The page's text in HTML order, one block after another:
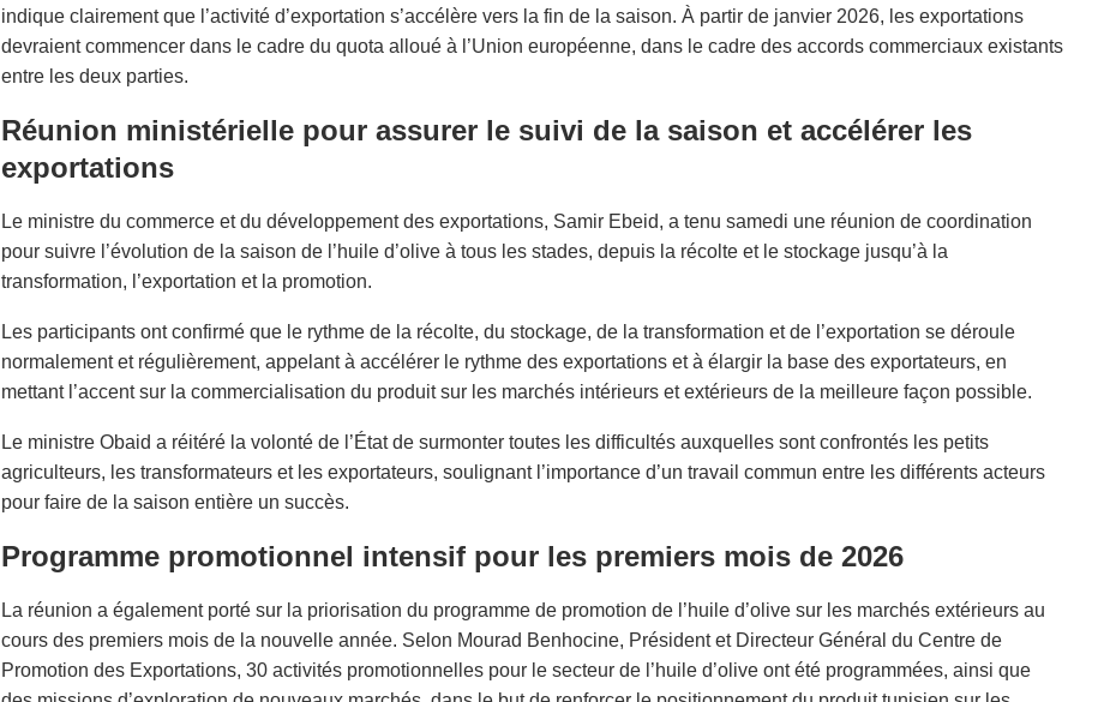
indique clairement que l’activité d’exportation s’accélère vers la fin de la saison. À partir de janvier 2026, les exportations
devraient commencer dans le cadre du quota alloué à l’Union européenne, dans le cadre des accords commerciaux existants
entre les deux parties.
Réunion ministérielle pour assurer le suivi de la saison et accélérer les
exportations
Le ministre du commerce et du développement des exportations, Samir Ebeid, a tenu samedi une réunion de coordination
pour suivre l’évolution de la saison de l’huile d’olive à tous les stades, depuis la récolte et le stockage jusqu’à la
transformation, l’exportation et la promotion.
Les participants ont confirmé que le rythme de la récolte, du stockage, de la transformation et de l’exportation se déroule
normalement et régulièrement, appelant à accélérer le rythme des exportations et à élargir la base des exportateurs, en
mettant l’accent sur la commercialisation du produit sur les marchés intérieurs et extérieurs de la meilleure façon possible.
Le ministre Obaid a réitéré la volonté de l’État de surmonter toutes les difficultés auxquelles sont confrontés les petits
agriculteurs, les transformateurs et les exportateurs, soulignant l’importance d’un travail commun entre les différents acteurs
pour faire de la saison entière un succès.
Programme promotionnel intensif pour les premiers mois de 2026
La réunion a également porté sur la priorisation du programme de promotion de l’huile d’olive sur les marchés extérieurs au
cours des premiers mois de la nouvelle année. Selon Mourad Benhocine, Président et Directeur Général du Centre de
Promotion des Exportations, 30 activités promotionnelles pour le secteur de l’huile d’olive ont été programmées, ainsi que